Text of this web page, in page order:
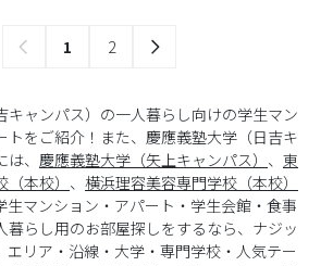
1 2
キャンパス）の一人暮らし向けの学生マン
トをご紹介！また、慶應義塾大学（日吉キ
、 慶應義塾大学（矢上キャンパス） 、 東
本校） 、 横浜理容美容専門学校（本校）
生マンション・アパート・学生会館・食事
暮らし用のお部屋探しをするなら、ナジッ
エリア・沿線・大学・専門学校・人気テー